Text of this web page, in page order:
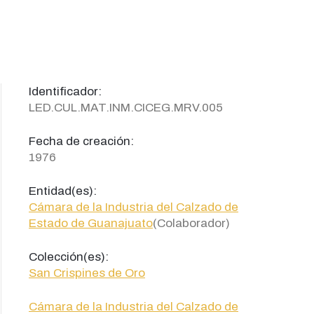
Identificador:
LED.CUL.MAT.INM.CICEG.MRV.005
Fecha de creación:
1976
Entidad(es):
Cámara de la Industria del Calzado de
Estado de Guanajuato(Colaborador)
Colección(es):
San Crispines de Oro
Cámara de la Industria del Calzado de